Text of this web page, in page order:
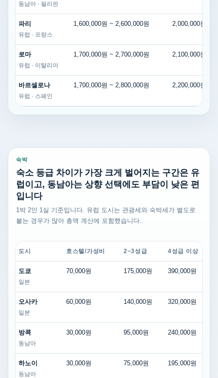
동남아 · 필리핀
파리
유럽 · 프랑스
1,600,000원 ~ 2,600,000원 2,000,000원 ~
로마
유럽 · 이탈리아
1,700,000원 ~ 2,700,000원 2,100,000원 ~
바르셀로나
유럽 · 스페인
1,700,000원 ~ 2,800,000원 2,200,000원 ~
숙박
숙소 등급 차이가 가장 크게 벌어지는 구간은 유
럽이고, 동남아는 상향 선택에도 부담이 낮은 편
입니다
1박 2인 1실 기준입니다. 유럽 도시는 관광세와 숙박세가 별도로
붙는 경우가 많아 총액 계산에 포함했습니다.
도시 호스텔/가성비 2~3성급 4성급 이상
도쿄
일본
70,000원 175,000원 390,000원
오사카
일본
60,000원 140,000원 320,000원
방콕
동남아
30,000원 95,000원 240,000원
하노이
동남아
30,000원 75,000원 195,000원